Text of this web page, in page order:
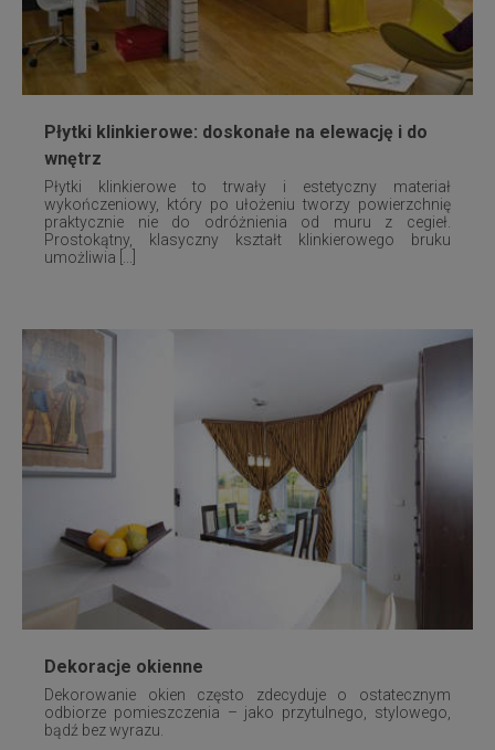
Płytki klinkierowe: doskonałe na elewację i do
wnętrz
Płytki klinkierowe to trwały i estetyczny materiał
wykończeniowy, który po ułożeniu tworzy powierzchnię
praktycznie nie do odróżnienia od muru z cegieł.
Prostokątny, klasyczny kształt klinkierowego bruku
umożliwia [...]
Dekoracje okienne
Dekorowanie okien często zdecyduje o ostatecznym
odbiorze pomieszczenia – jako przytulnego, stylowego,
bądź bez wyrazu.